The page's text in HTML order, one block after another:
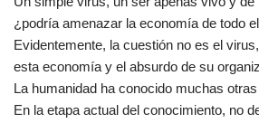
¿podría amenazar la economía de todo
Evidentemente, la cuestión no es el
esta economía y el absurdo de su
La humanidad ha conocido muchas
En la etapa actual del conocimiento, no